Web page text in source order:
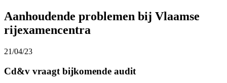
Aanhoudende problemen bij Vlaamse
rijexamencentra
21/04/23
Cd&v vraagt bijkomende audit